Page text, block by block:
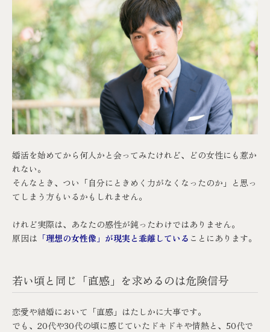
婚活を始めてから何人かと会ってみたけれど、どの女性にも惹か
れない。
そんなとき、つい「自分にときめく力がなくなったのか」と思っ
てしまう方もいるかもしれません。
けれど実際は、あなたの感性が鈍ったわけではありません。
原因は 「理想の女性像」が現実と乖離している ことにあります。
若い頃と同じ「直感」を求めるのは危険信号
恋愛や結婚において「直感」はたしかに大事です。
でも、20代や30代の頃に感じていたドキドキや情熱と、50代で